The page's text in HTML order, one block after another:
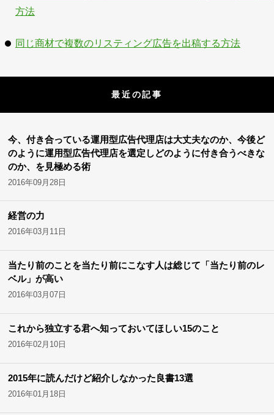
方法
同じ商材で複数のリスティング広告を出稿する方法
最近の記事
今、付き合っている運用型広告代理店は大丈夫なのか、今後ど
のように運用型広告代理店を選定しどのように付き合うべきな
のか、を見極める術
2016年09月28日
経営の力
2016年03月11日
当たり前のことを当たり前にこなす人は総じて「当たり前のレ
ベル」が高い
2016年03月07日
これから独立する君へ知っておいてほしい15のこと
2016年02月10日
2015年に読んだけど紹介しなかった良書13選
2016年01月18日